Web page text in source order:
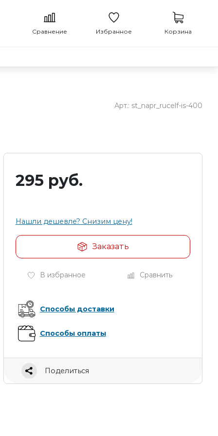
Сравнение Избранное Корзина
Арт.: st_napr_rucelf-is-400
295 руб.
Нашли дешевле? Снизим цену!
Заказать
В избранное Сравнить
Способы доставки
Способы оплаты
Поделиться